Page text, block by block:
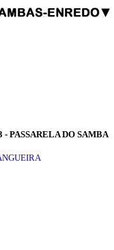
- PASSARELA DO SAMBA